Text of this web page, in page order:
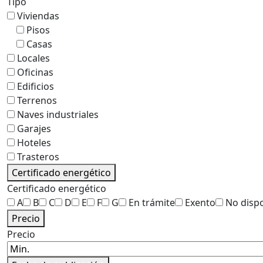
Viviendas
Pisos
Casas
Locales
Oficinas
Edificios
Terrenos
Naves industriales
Garajes
Hoteles
Trasteros
Certificado energético
Certificado energético
A
B C D E F G En trámite Exento
No
Precio
Precio